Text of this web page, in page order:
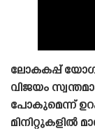
ലോകകപ്പ്
വിജയം
പോകുമെന്ന്
മിനിറ്റുകളിൽ